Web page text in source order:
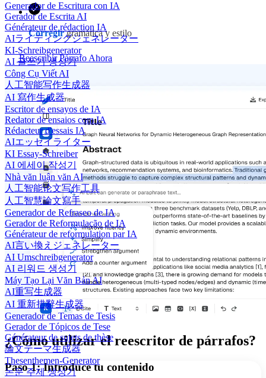
Generador de Escritura con IA
Gerador de Escrita AI
Générateur de rédaction IA
AIライティングジェネレーター
KI-Schreibgenerator
AI 글쓰기 생성기
Công Cụ Viết AI
人工智能写作生成器
AI 寫作生成器
Escritor de ensayos de IA
Redator de ensaios com IA
Rédacteur d'essais IA
AIエッセイライター
KI Essay-Schreiber
AI 에세이 작성기
Nhà văn luận văn AI
人工智能论文写作工具
人工智慧論文寫手
Generador de Refraseo de IA
Gerador de Reformulação de IA
Générateur de reformulation par IA
AI言い換えジェネレーター
AI Umschreibgenerator
AI 리워드 생성기
Máy Tạo Lại Văn Bản AI
AI重写生成器
AI 重新措辭生成器
Generador de Temas de Tesis
Gerador de Tópicos de Tese
Générateur de sujets de thèse
論文テーマ生成器
Thesenthemen-Generator
논문 주제 생성기
Corregirgramática y estilo
Reescribir Párrafo Ahora
¿Cómo utilizar el reescritor de párrafos?
Paso 1: Introduce tu contenido